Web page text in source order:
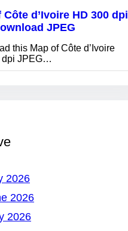
Côte d’Ivoire HD 300 dpi
JPEG
this Map of Côte d’Ivoire
dpi JPEG…
2026
2026
2026